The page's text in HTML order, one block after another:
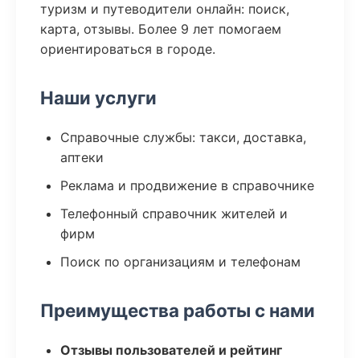
туризм и путеводители онлайн: поиск,
карта, отзывы. Более 9 лет помогаем
ориентироваться в городе.
Наши услуги
Справочные службы: такси, доставка,
аптеки
Реклама и продвижение в справочнике
Телефонный справочник жителей и
фирм
Поиск по организациям и телефонам
Преимущества работы с нами
Отзывы пользователей и рейтинг